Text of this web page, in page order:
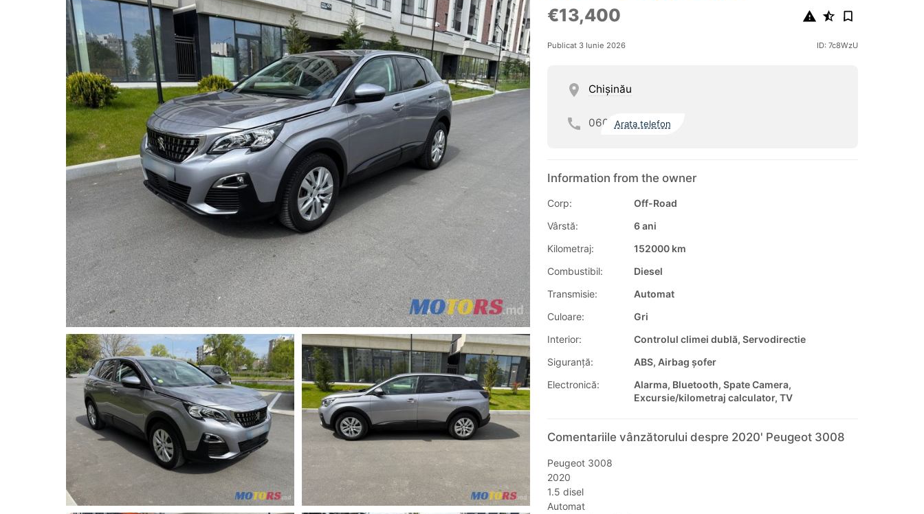
€13,400
Publicat 3 Iunie 2026 ID: 7c8WzU
Chişinău
060 Arata telefon
Information from the owner
Corp:
Off-Road
Vârstă:
6 ani
Kilometraj:
152000 km
Combustibil:
Diesel
Transmisie:
Automat
Culoare:
Gri
Interior:
Controlul climei dublă, Servodirectie
Siguranţă:
ABS, Airbag șofer
Electronică:
Alarma, Bluetooth, Spate Camera,
Excursie/kilometraj calculator, TV
Comentariile vânzătorului despre 2020' Peugeot 3008
Peugeot 3008
2020
1.5 disel
Automat